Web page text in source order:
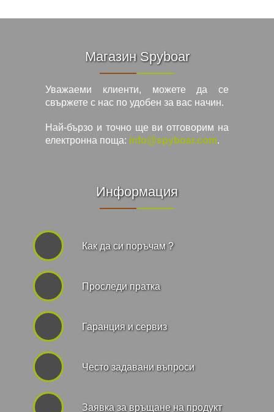
Магазин Spyboar
Уважаеми клиенти, можете да се
свържете с нас по удобен за вас начин.
Най-бързо и точно ще ви отговорим на
електронна поща: info@spyboar.com.
Информация
Как да си поръчам ?
Проследи пратка
Гаранция и сервиз
Често задавани въпроси
Заявка за връщане на продукт